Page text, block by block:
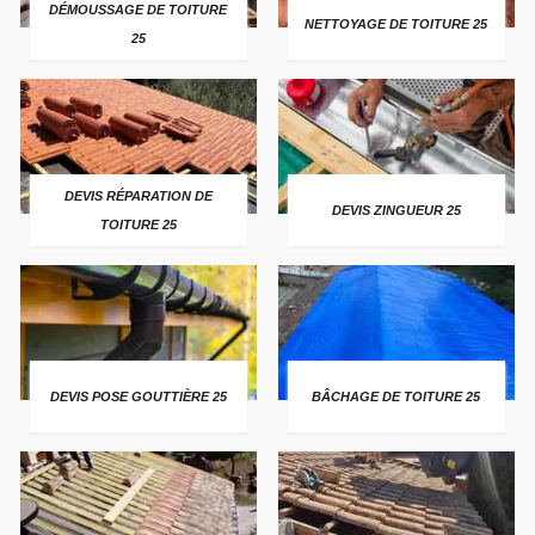
DÉMOUSSAGE DE TOITURE
25
NETTOYAGE DE TOITURE 25
DEVIS RÉPARATION DE
TOITURE 25
DEVIS ZINGUEUR 25
DEVIS POSE GOUTTIÈRE 25 BÂCHAGE DE TOITURE 25